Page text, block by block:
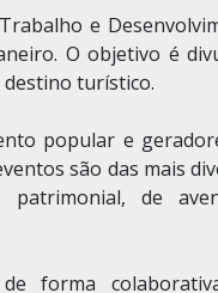
e
O objetivo é
turístico.
popular e
são das mais
patrimonial, de
forma